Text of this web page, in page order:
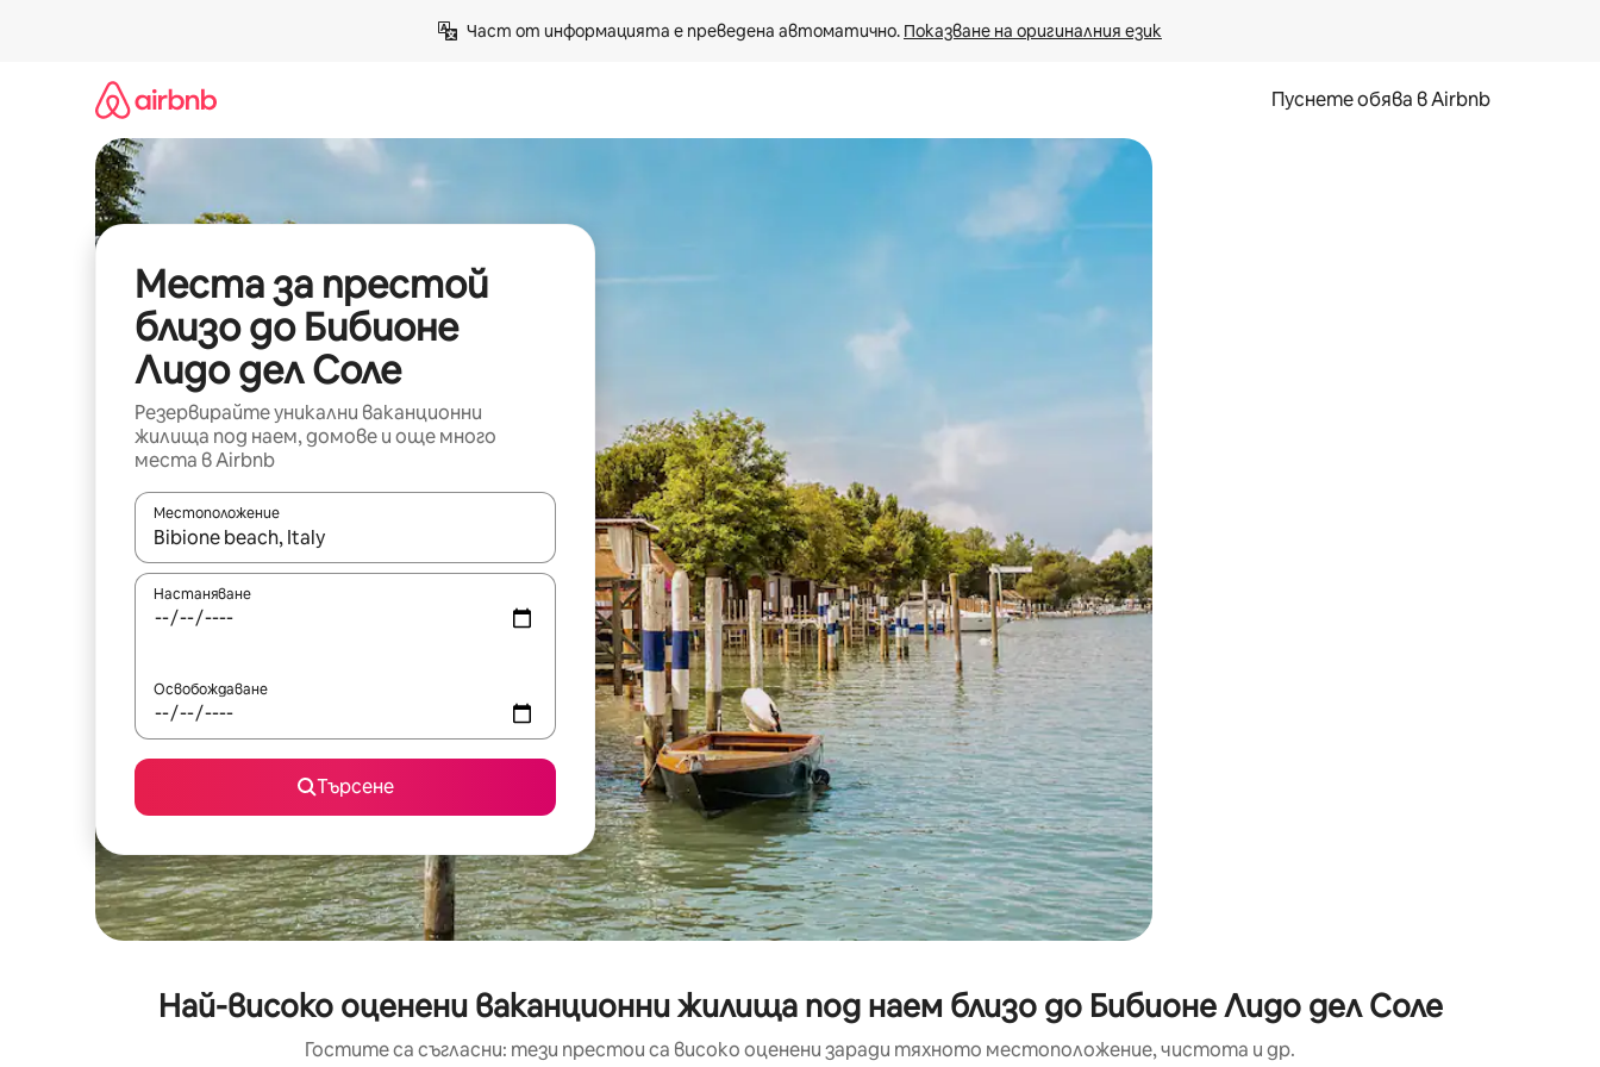
Част от информацията е преведена автоматично. Показване на оригиналния език
Пуснете обява в Airbnb
Места за престой
близо до Бибионе
Лидо дел Соле
Резервирайте уникални ваканционни
жилища под наем, домове и още много
места в Airbnb
Местоположение
Когато резултатите се покажат, използвайте клавишите със стрелки нагоре и надолу или навигирайте с докосване или плъзгане.
Настаняване
Освобождаване
Търсене
Най-високо оценени ваканционни жилища под наем близо до Бибионе Лидо дел Соле
Гостите са съгласни: тези престои са високо оценени заради тяхното местоположение, чистота и др.